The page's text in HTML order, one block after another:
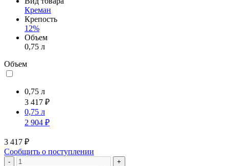
Креман
Крепость
12%
Объем
0,75 л
Объем
0,75 л
3 417 ₽
0,75 л
2 904 ₽
3 417 ₽
Сообщить о поступлении
- +